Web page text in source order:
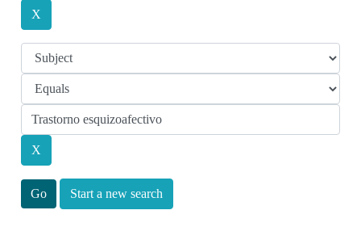
Start a new search